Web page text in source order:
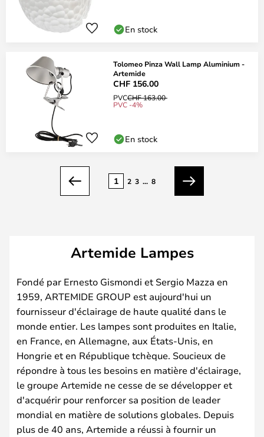
En stock
Tolomeo Pinza Wall Lamp Aluminium -
Artemide
CHF 156.00
PVCCHF 163.00
PVC -4%
En stock
Précédent
1 2 3 ... 8
Suivant
Artemide Lampes
Fondé par Ernesto Gismondi et Sergio Mazza en
1959, ARTEMIDE GROUP est aujourd'hui un
fournisseur d'éclairage de haute qualité dans le
monde entier. Les lampes sont produites en Italie,
en France, en Allemagne, aux États-Unis, en
Hongrie et en République tchèque. Soucieux de
répondre à tous les besoins en matière d'éclairage,
le groupe Artemide ne cesse de se développer et
d'acquérir pour renforcer sa position de leader
mondial en matière de solutions globales. Depuis
plus de 40 ans, Artemide a réussi à fournir un